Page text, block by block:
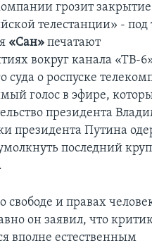
грозит
телестанции» -
«Сан» печатают
вокруг канала «ТВ-
суда о роспуске
голос в эфире,
президента
президента Путина
последний
свободе и правах
он заявил, что
вполне естественным